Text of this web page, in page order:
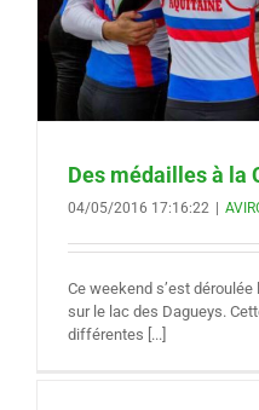
Des médailles à la
04/05/2016 17:16:22 |
Ce weekend s’est
sur le lac des Dagueys.
différentes [...]